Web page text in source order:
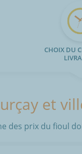
CHOIX DU
et
des prix du fioul